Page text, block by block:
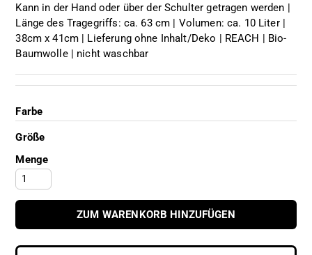
Kann in der Hand oder über der Schulter getragen werden |
Länge des Tragegriffs: ca. 63 cm | Volumen: ca. 10 Liter |
38cm x 41cm | Lieferung ohne Inhalt/Deko | REACH | Bio-
Baumwolle | nicht waschbar
Farbe
Größe
Menge
ZUM WARENKORB HINZUFÜGEN